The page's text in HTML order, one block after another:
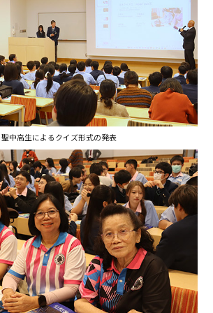
聖中高生によるクイズ形式の発表